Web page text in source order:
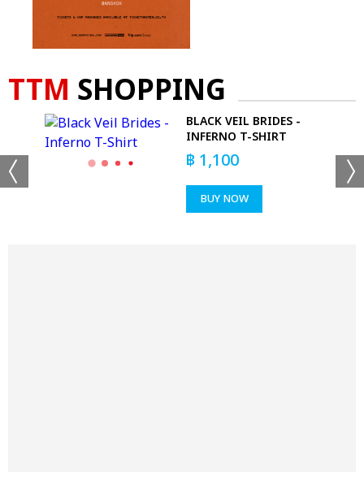
TTM SHOPPING
BLACK VEIL BRIDES -
INFERNO T-SHIRT
฿ 1,100
BUY NOW